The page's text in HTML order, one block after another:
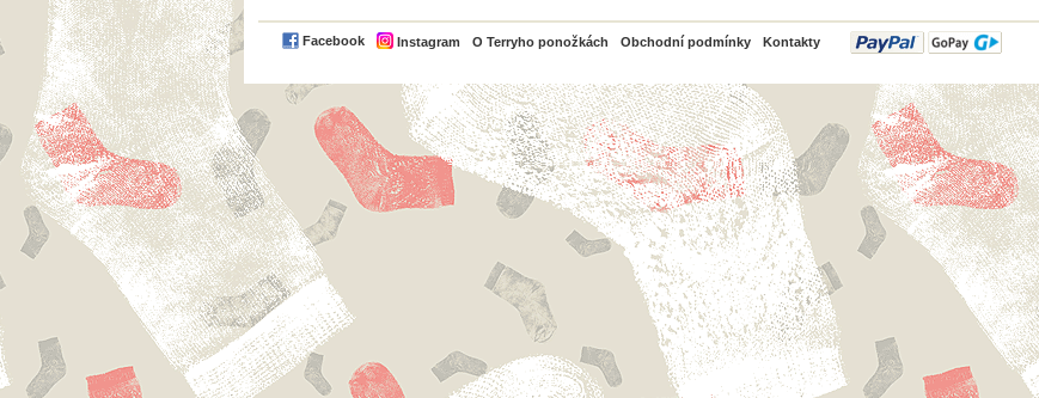
Facebook Instagram O Terryho ponožkách Obchodní podmínky Kontakty
PayPal